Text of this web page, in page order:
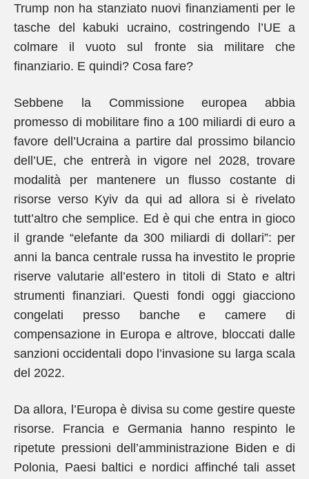
Trump non ha stanziato nuovi finanziamenti per le
tasche del kabuki ucraino, costringendo l’UE a
colmare il vuoto sul fronte sia militare che
finanziario. E quindi? Cosa fare?
Sebbene la Commissione europea abbia
promesso di mobilitare fino a 100 miliardi di euro a
favore dell’Ucraina a partire dal prossimo bilancio
dell’UE, che entrerà in vigore nel 2028, trovare
modalità per mantenere un flusso costante di
risorse verso Kyiv da qui ad allora si è rivelato
tutt’altro che semplice. Ed è qui che entra in gioco
il grande “elefante da 300 miliardi di dollari”: per
anni la banca centrale russa ha investito le proprie
riserve valutarie all’estero in titoli di Stato e altri
strumenti finanziari. Questi fondi oggi giacciono
congelati presso banche e camere di
compensazione in Europa e altrove, bloccati dalle
sanzioni occidentali dopo l’invasione su larga scala
del 2022.
Da allora, l’Europa è divisa su come gestire queste
risorse. Francia e Germania hanno respinto le
ripetute pressioni dell’amministrazione Biden e di
Polonia, Paesi baltici e nordici affinché tali asset